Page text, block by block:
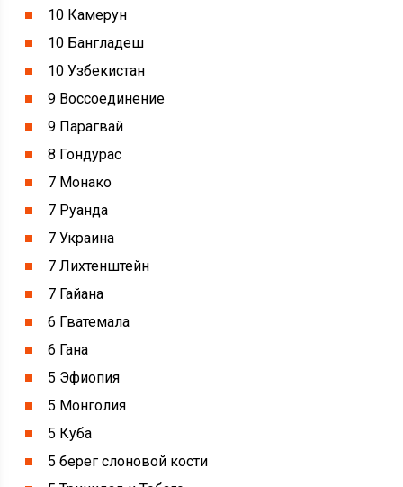
10 Камерун
10 Бангладеш
10 Узбекистан
9 Воссоединение
9 Парагвай
8 Гондурас
7 Монако
7 Руанда
7 Украина
7 Лихтенштейн
7 Гайана
6 Гватемала
6 Гана
5 Эфиопия
5 Монголия
5 Куба
5 берег слоновой кости